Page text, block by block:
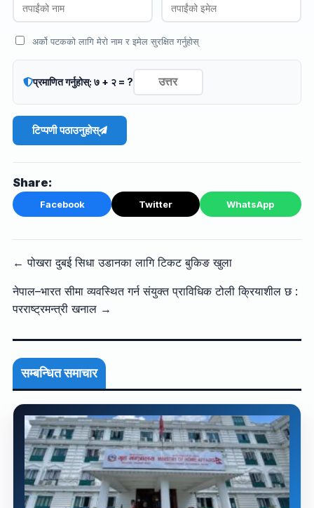
अर्को पटकको लागि मेरो नाम र इमेल सुरक्षित गर्नुहोस्
प्रमाणित गर्नुहोस्: ७ + २ = ?
टिप्पणी पठाउनुहोस्
Share:
Facebook Twitter WhatsApp
← पोखरा दुबई सिधा उडानका लागि टिकट बुकिङ खुला
नेपाल–भारत सीमा व्यवस्थित गर्न संयुक्त प्राविधिक टोली क्रियाशील छ :
परराष्ट्रमन्त्री खनाल →
सम्बन्धित समाचार